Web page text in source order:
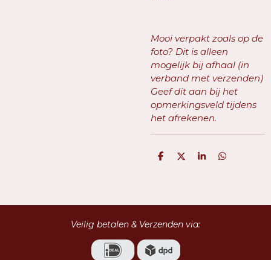
Mooi verpakt zoals op de
foto? Dit is alleen
mogelijk bij afhaal (in
verband met verzenden)
Geef dit aan bij het
opmerkingsveld tijdens
het afrekenen.
D
D
S
D
Veilig betalen & Verzenden via: